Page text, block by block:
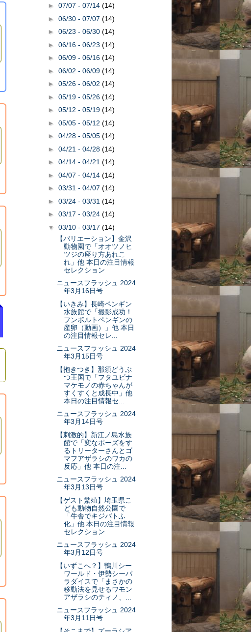
► 07/07 - 07/14 (14)
► 06/30 - 07/07 (14)
► 06/23 - 06/30 (14)
► 06/16 - 06/23 (14)
► 06/09 - 06/16 (14)
► 06/02 - 06/09 (14)
► 05/26 - 06/02 (14)
► 05/19 - 05/26 (14)
► 05/12 - 05/19 (14)
► 05/05 - 05/12 (14)
► 04/28 - 05/05 (14)
► 04/21 - 04/28 (14)
► 04/14 - 04/21 (14)
► 04/07 - 04/14 (14)
► 03/31 - 04/07 (14)
► 03/24 - 03/31 (14)
► 03/17 - 03/24 (14)
▼ 03/10 - 03/17 (14)
【バリエーション】金沢
動物園で「オオツノヒ
ツジの座り方あれこ
れ」他 本日の注目情報
セレクション
ニュースフラッシュ 2024
年3月16日号
【いきみ】長崎ペンギン
水族館で「撮影成功！
フンボルトペンギンの
産卵（動画）」他 本日
の注目情報セレ...
ニュースフラッシュ 2024
年3月15日号
【抱きつき】那須どうぶ
つ王国で「フタユビナ
マケモノの赤ちゃんが
すくすくと成長中」他
本日の注目情報セ...
ニュースフラッシュ 2024
年3月14日号
【刺激的】新江ノ島水族
館で「変なポーズをす
るトリーターさんとゴ
マフアザラシのワカの
反応」他 本日の注...
ニュースフラッシュ 2024
年3月13日号
【ゲスト繁殖】埼玉県こ
ども動物自然公園で
「牛舎でキジバトふ
化」他 本日の注目情報
セレクション
ニュースフラッシュ 2024
年3月12日号
【いずこへ？】鴨川シー
ワールド・伊勢シーパ
ラダイスで「まさかの
移動法を見せるワモン
アザラシのティノ、...
ニュースフラッシュ 2024
年3月11日号